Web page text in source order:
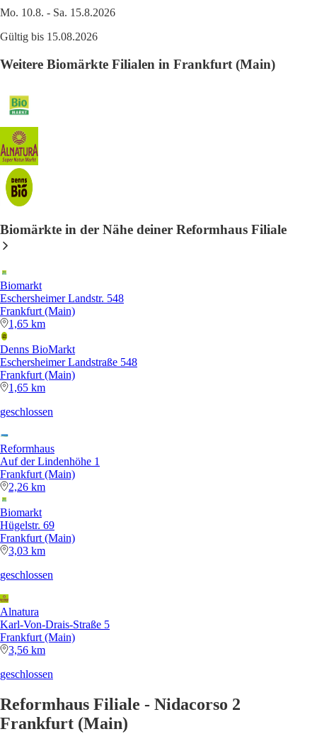
Mo. 10.8. - Sa. 15.8.2026
Gültig bis 15.08.2026
Weitere Biomärkte Filialen in Frankfurt (Main)
Biomärkte in der Nähe deiner Reformhaus Filiale
Biomarkt
Eschersheimer Landstr. 548
Frankfurt (Main)
1,65 km
Denns BioMarkt
Eschersheimer Landstraße 548
Frankfurt (Main)
1,65 km
geschlossen
Reformhaus
Auf der Lindenhöhe 1
Frankfurt (Main)
2,26 km
Biomarkt
Hügelstr. 69
Frankfurt (Main)
3,03 km
geschlossen
Alnatura
Karl-Von-Drais-Straße 5
Frankfurt (Main)
3,56 km
geschlossen
Reformhaus Filiale - Nidacorso 2
Frankfurt (Main)